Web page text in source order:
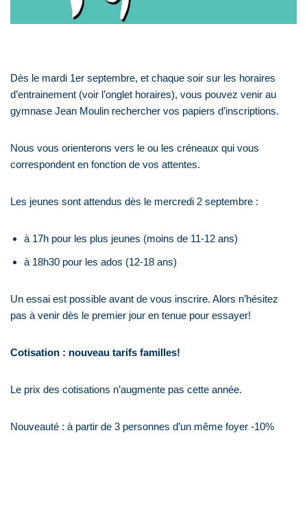
Dès le mardi 1er septembre, et chaque soir sur les horaires
d’entrainement (voir l’onglet horaires), vous pouvez venir au
gymnase Jean Moulin rechercher vos papiers d’inscriptions.
Nous vous orienterons vers le ou les créneaux qui vous
correspondent en fonction de vos attentes.
Les jeunes sont attendus dès le mercredi 2 septembre :
à 17h pour les plus jeunes (moins de 11-12 ans)
à 18h30 pour les ados (12-18 ans)
Un essai est possible avant de vous inscrire. Alors n’hésitez
pas à venir dès le premier jour en tenue pour essayer!
Cotisation : nouveau tarifs familles!
Le prix des cotisations n’augmente pas cette année.
Nouveauté : à partir de 3 personnes d’un même foyer -10%